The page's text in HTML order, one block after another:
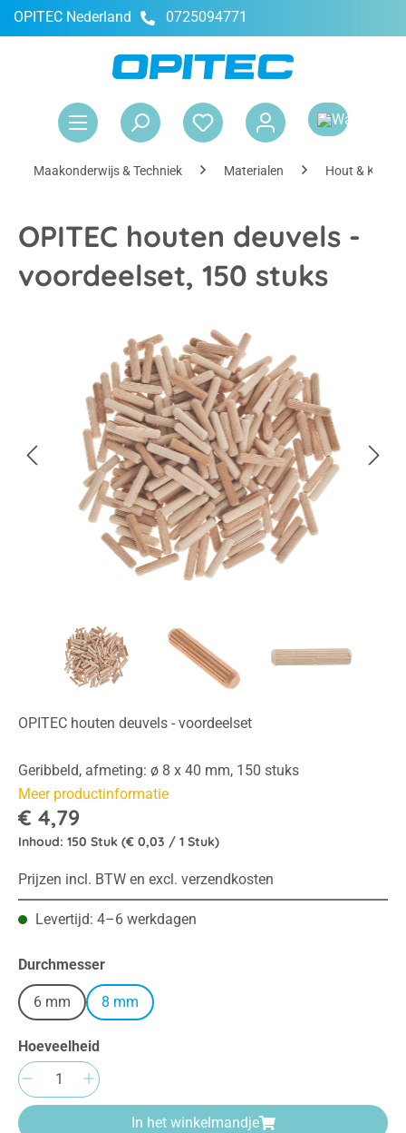
OPITEC Nederland 0725094771
Maakonderwijs & Techniek Materialen Hout & Kurk
OPITEC houten deuvels -
voordeelset, 150 stuks
OPITEC houten deuvels - voordeelset
Geribbeld, afmeting: ø 8 x 40 mm, 150 stuks
Meer productinformatie
€ 4,79
Inhoud: 150 Stuk (€ 0,03 / 1 Stuk)
Prijzen incl. BTW en excl. verzendkosten
Levertijd: 4–6 werkdagen
Selecteer
Durchmesser
6 mm 8 mm
Hoeveelheid
Producthoeveelheid: Voer de gewenste
In het winkelmandje